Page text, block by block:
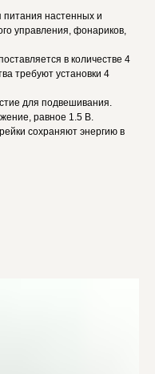
питания настенных и
управления, фонариков,
в количестве 4
требуют установки 4
для подвешивания.
равное 1.5 В.
сохраняют энергию в